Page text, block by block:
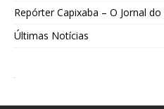
Repórter Capixaba – O Jornal
Últimas Notícias